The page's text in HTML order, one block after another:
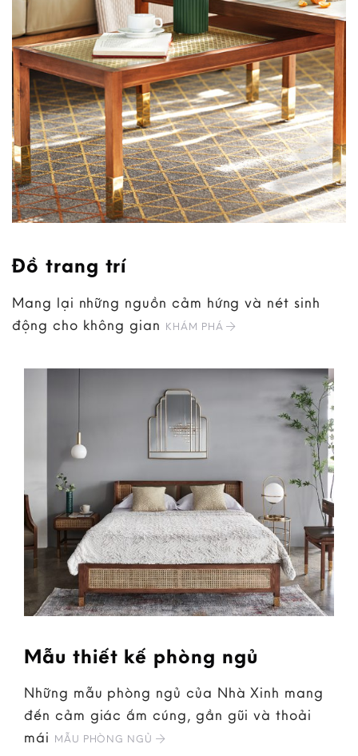
Đồ trang trí
Mang lại những nguồn cảm hứng và nét sinh
động cho không gian KHÁM PHÁ
Mẫu thiết kế phòng ngủ
Những mẫu phòng ngủ của Nhà Xinh mang
đến cảm giác ấm cúng, gần gũi và thoải
mái MẪU PHÒNG NGỦ